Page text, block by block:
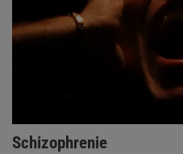
Schizophrenie